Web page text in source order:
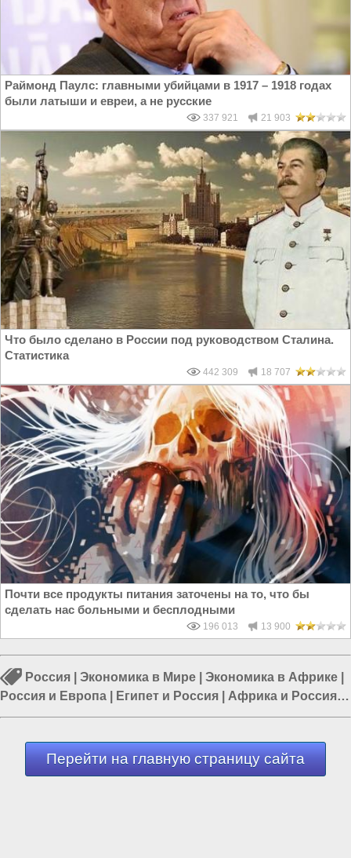
Раймонд Паулс: главными убийцами в 1917 – 1918 годах
были латыши и евреи, а не русские
337 921 21 903
Что было сделано в России под руководством Сталина.
Статистика
442 309 18 707
Почти все продукты питания заточены на то, что бы
сделать нас больными и бесплодными
196 013 13 900
Россия Экономика в Мире Экономика в Африке
Россия и Европа
Египет и Россия Африка и Россия|
Россия и Китай
Перейти на главную страницу сайта